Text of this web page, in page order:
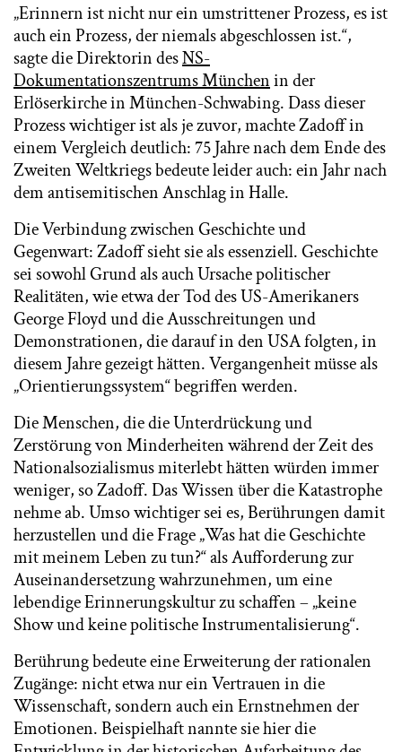
„Erinnern ist nicht nur ein umstrittener Prozess, es ist
auch ein Prozess, der niemals abgeschlossen ist.“,
sagte die Direktorin desNS-
Dokumentationszentrums Münchenin der
Erlöserkirche in München-Schwabing. Dass dieser
Prozess wichtiger ist als je zuvor, machte Zadoff in
einem Vergleich deutlich: 75 Jahre nach dem Ende des
Zweiten Weltkriegs bedeute leider auch: ein Jahr nach
dem antisemitischen Anschlag in Halle.
Die Verbindung zwischen Geschichte und
Gegenwart: Zadoff sieht sie als essenziell. Geschichte
sei sowohl Grund als auch Ursache politischer
Realitäten, wie etwa der Tod des US-Amerikaners
George Floyd und die Ausschreitungen und
Demonstrationen, die darauf in den USA folgten, in
diesem Jahre gezeigt hätten. Vergangenheit müsse als
„Orientierungssystem“ begriffen werden.
Die Menschen, die die Unterdrückung und
Zerstörung von Minderheiten während der Zeit des
Nationalsozialismus miterlebt hätten würden immer
weniger, so Zadoff. Das Wissen über die Katastrophe
nehme ab. Umso wichtiger sei es, Berührungen damit
herzustellen und die Frage „Was hat die Geschichte
mit meinem Leben zu tun?“ als Aufforderung zur
Auseinandersetzung wahrzunehmen, um eine
lebendige Erinnerungskultur zu schaffen – „keine
Show und keine politische Instrumentalisierung“.
Berührung bedeute eine Erweiterung der rationalen
Zugänge: nicht etwa nur ein Vertrauen in die
Wissenschaft, sondern auch ein Ernstnehmen der
Emotionen. Beispielhaft nannte sie hier die